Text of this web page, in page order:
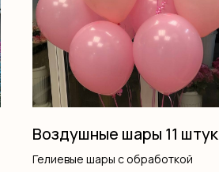
Воздушные шары 11 штук
Гелиевые шары с обработкой